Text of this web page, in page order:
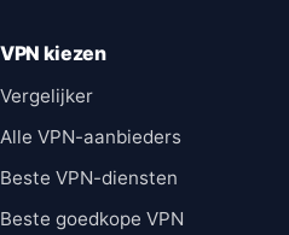
VPN kiezen
Vergelijker
Alle VPN-aanbieders
Beste VPN-diensten
Beste goedkope VPN